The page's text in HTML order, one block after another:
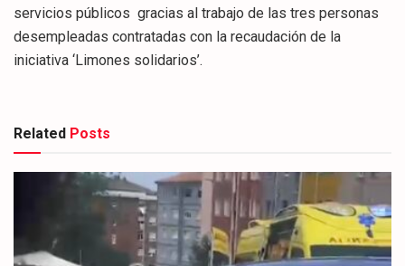
servicios públicos gracias al trabajo de las tres personas
desempleadas contratadas con la recaudación de la
iniciativa ‘Limones solidarios’.
Related Posts